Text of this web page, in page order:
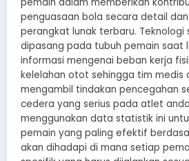
penguasaan bola secara detail
perangkat lunak terbaru. Teknologi
dipasang pada tubuh pemain saat
informasi mengenai beban kerja
kelelahan otot sehingga tim medis
mengambil tindakan pencegahan
cedera yang serius pada atlet
menggunakan data statistik ini
pemain yang paling efektif
akan dihadapi di mana setiap